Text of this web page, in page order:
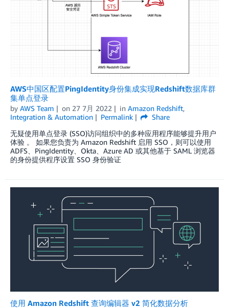
AWS中国区配置PingIdentity身份集成实现Redshift数据库群
集单点登录
by AWS Team on 27 7月 2022 in Amazon Redshift,
Integration & Automation
Permalink
Share
无疑使用单点登录 (SSO)访问组织中的多种应用程序能够提升用户
体验 。 如果您负责为 Amazon Redshift 启用 SSO，则可以使用
ADFS、PingIdentity、Okta、Azure AD 或其他基于 SAML 浏览器
的身份提供程序设置 SSO 身份验证
使用 Amazon Redshift 查询编辑器 v2 简化数据分析